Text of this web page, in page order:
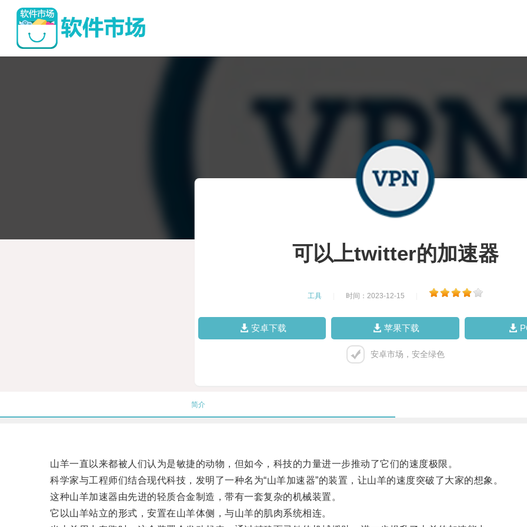
可以上twitter的加速器
工具 时间：2023-12-15
安卓下载 苹果下载
安卓市场，安全绿色
简介
山羊一直以来都被人们认为是敏捷的动物，但如今，科技的力量进一步推动了它们的速度极限。
科学家与工程师们结合现代科技，发明了一种名为“山羊加速器”的装置，让山羊的速度突破了大家的想象。
这种山羊加速器由先进的轻质合金制造，带有一套复杂的机械装置。
它以山羊站立的形式，安置在山羊体侧，与山羊的肌肉系统相连。